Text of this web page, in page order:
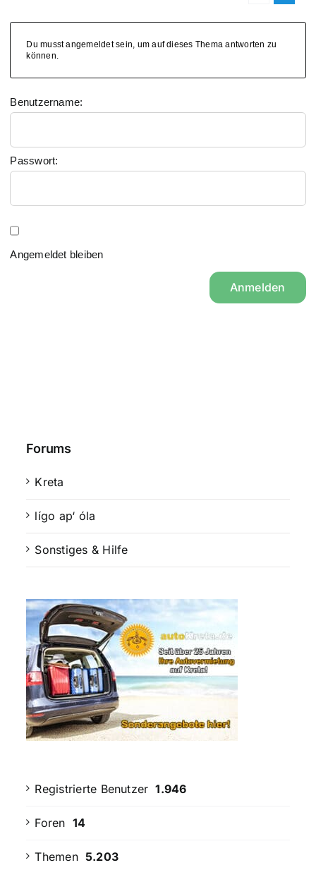
Du musst angemeldet sein, um auf dieses Thema antworten zu
können.
Benutzername:
Passwort:
Angemeldet bleiben
Anmelden
Forums
Kreta
lígo ap‘ óla
Sonstiges & Hilfe
Registrierte Benutzer 1.946
Foren 14
Themen 5.203